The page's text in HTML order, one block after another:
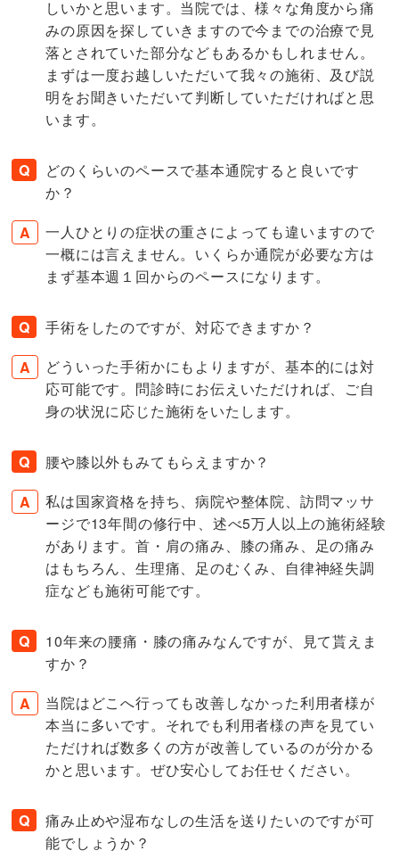
しいかと思います。当院では、様々な角度から痛
みの原因を探していきますので今までの治療で見
落とされていた部分などもあるかもしれません。
まずは一度お越しいただいて我々の施術、及び説
明をお聞きいただいて判断していただければと思
います。
どのくらいのペースで基本通院すると良いです
か？
一人ひとりの症状の重さによっても違いますので
一概には言えません。いくらか通院が必要な方は
まず基本週１回からのペースになります。
手術をしたのですが、対応できますか？
どういった手術かにもよりますが、基本的には対
応可能です。問診時にお伝えいただければ、ご自
身の状況に応じた施術をいたします。
腰や膝以外もみてもらえますか？
私は国家資格を持ち、病院や整体院、訪問マッサ
ージで13年間の修行中、述べ5万人以上の施術経験
があります。首・肩の痛み、膝の痛み、足の痛み
はもちろん、生理痛、足のむくみ、自律神経失調
症なども施術可能です。
10年来の腰痛・膝の痛みなんですが、見て貰えま
すか？
当院はどこへ行っても改善しなかった利用者様が
本当に多いです。それでも利用者様の声を見てい
ただければ数多くの方が改善しているのが分かる
かと思います。ぜひ安心してお任せください。
痛み止めや湿布なしの生活を送りたいのですが可
能でしょうか？